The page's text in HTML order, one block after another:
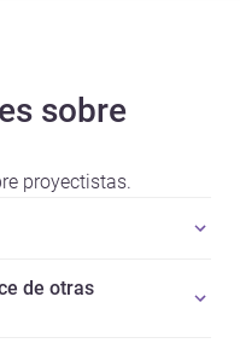
sobre
proyectistas.
de otras